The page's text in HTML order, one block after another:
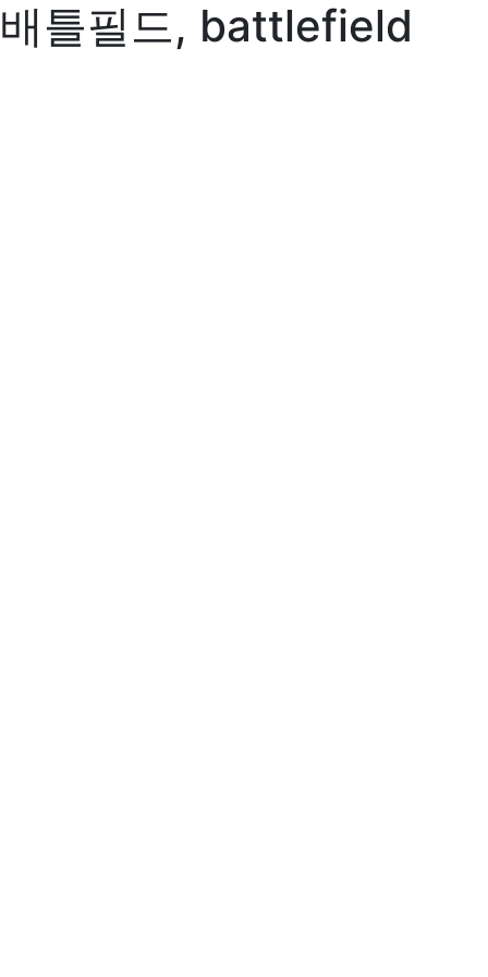
배틀필드, battlefield